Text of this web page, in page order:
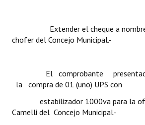
Banca del Vecino - Registro
Antiguos Pobladores - Registro
Reconocimientos - Registro
Extender el cheque a nombre
chofer del Concejo Municipal.-
El comprobante
la compra de 01 (uno) UPS con
estabilizador 1000va para la
Camelli del Concejo Municipal.-